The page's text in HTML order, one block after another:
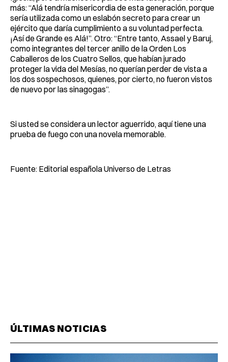
más: “Alá tendría misericordia de esta generación, porque
sería utilizada como un eslabón secreto para crear un
ejército que daría cumplimiento a su voluntad perfecta.
¡Así de Grande es Alá!”. Otro: “Entre tanto, Assael y Baruj,
como integrantes del tercer anillo de la Orden Los
Caballeros de los Cuatro Sellos, que habían jurado
proteger la vida del Mesías, no querían perder de vista a
los dos sospechosos, quienes, por cierto, no fueron vistos
de nuevo por las sinagogas”.
Si usted se considera un lector aguerrido, aquí tiene una
prueba de fuego con una novela memorable.
Fuente: Editorial española Universo de Letras
ÚLTIMAS NOTICIAS